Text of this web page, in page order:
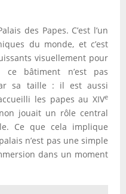
des Papes. C’est l’un
du monde, et c’est
visuellement pour
bâtiment n’est pas
sa taille : il est aussi
les papes au XIVe
jouait un rôle central
Ce que cela implique
n’est pas une simple
dans un moment